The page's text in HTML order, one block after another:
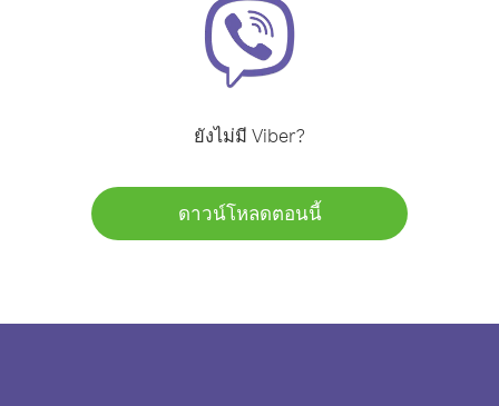
ยังไม่มี Viber?
ดาวน์โหลดตอนนี้